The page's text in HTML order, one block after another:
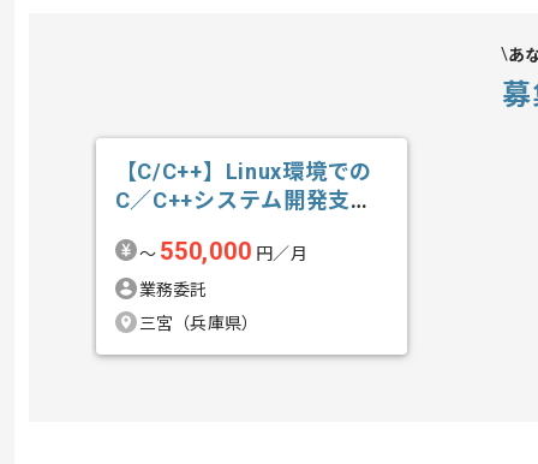
あ
【C/C++】Linux環境での
C／C++システム開発支援
〜 550,000 円／月
業務委託
三宮（兵庫県）